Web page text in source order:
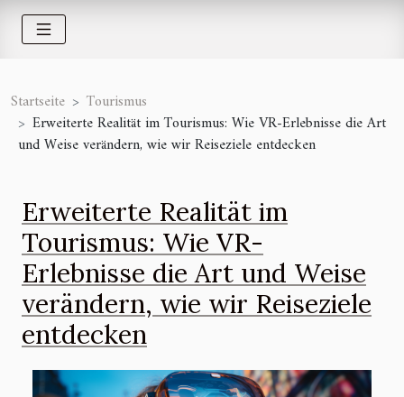
Startseite
Tourismus
Erweiterte Realität im Tourismus: Wie VR-Erlebnisse die Art
und Weise verändern, wie wir Reiseziele entdecken
Erweiterte Realität im
Tourismus: Wie VR-
Erlebnisse die Art und Weise
verändern, wie wir Reiseziele
entdecken